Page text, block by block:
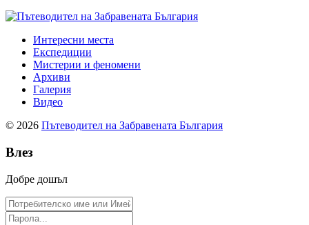
Интересни места
Експедиции
Мистерии и феномени
Архиви
Галерия
Видео
© 2026 Пътеводител на Забравената България
Влез
Добре дошъл